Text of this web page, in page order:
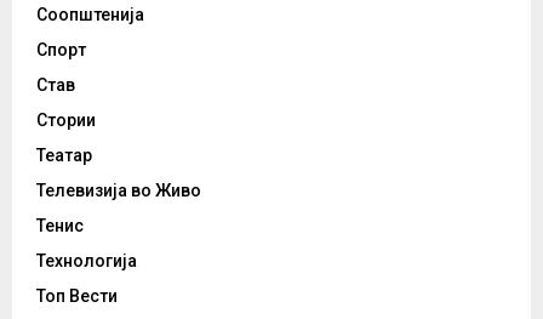
Соопштенија
Спорт
Став
Стории
Театар
Телевизија во Живо
Тенис
Технологија
Топ Вести